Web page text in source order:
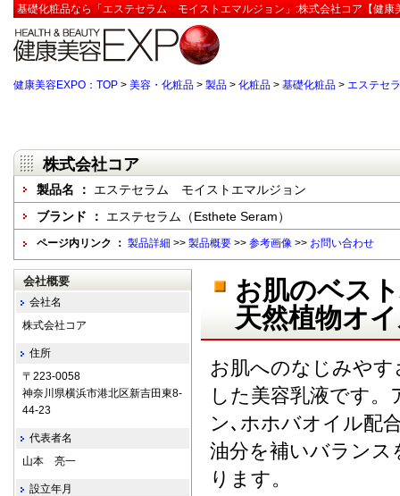
基礎化粧品なら「エステセラム モイストエマルジョン」:株式会社コア【健康
健康美容EXPO：TOP > 美容・化粧品 > 製品 > 化粧品 > 基礎化粧品 > エステセ
株式会社コア
製品名 ： エステセラム モイストエマルジョン
ブランド ： エステセラム（Esthete Seram）
ページ内リンク ： 製品詳細 >> 製品概要 >> 参考画像 >> お問い合わせ
お肌のベス
天然植物オ
お肌へのなじみや
した美容乳液です
ン､ホホバオイル配
油分を補いバランス
ります。
会社概要
会社名
株式会社コア
住所
〒223-0058
神奈川県横浜市港北区新吉田東8-
44-23
代表者名
山本 亮一
設立年月